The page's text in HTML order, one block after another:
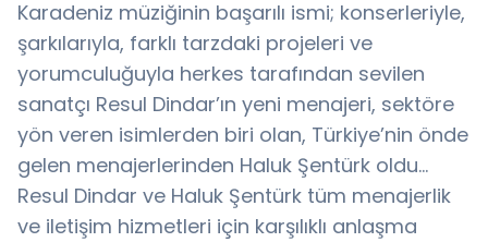
Karadeniz müziğinin başarılı ismi; konserleriyle,
şarkılarıyla, farklı tarzdaki projeleri ve
yorumculuğuyla herkes tarafından sevilen
sanatçı Resul Dindar’ın yeni menajeri, sektöre
yön veren isimlerden biri olan, Türkiye’nin önde
gelen menajerlerinden Haluk Şentürk oldu…
Resul Dindar ve Haluk Şentürk tüm menajerlik
ve iletişim hizmetleri için karşılıklı anlaşma